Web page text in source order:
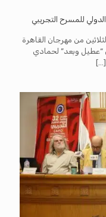
للمسرح التجريبي
من مهرجان القاهرة
“عطيل وبعد” لحمادي
[…]